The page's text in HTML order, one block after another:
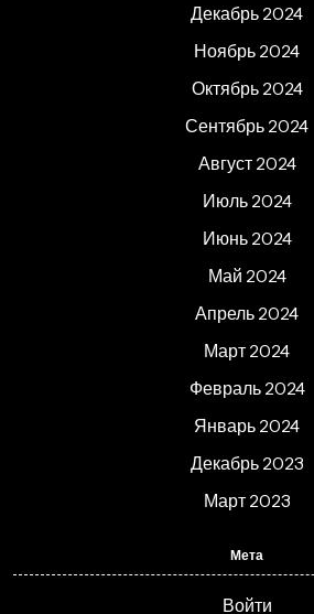
Декабрь 2024
Ноябрь 2024
Октябрь 2024
Сентябрь 2024
Август 2024
Июль 2024
Июнь 2024
Май 2024
Апрель 2024
Март 2024
Февраль 2024
Январь 2024
Декабрь 2023
Март 2023
Мета
Войти